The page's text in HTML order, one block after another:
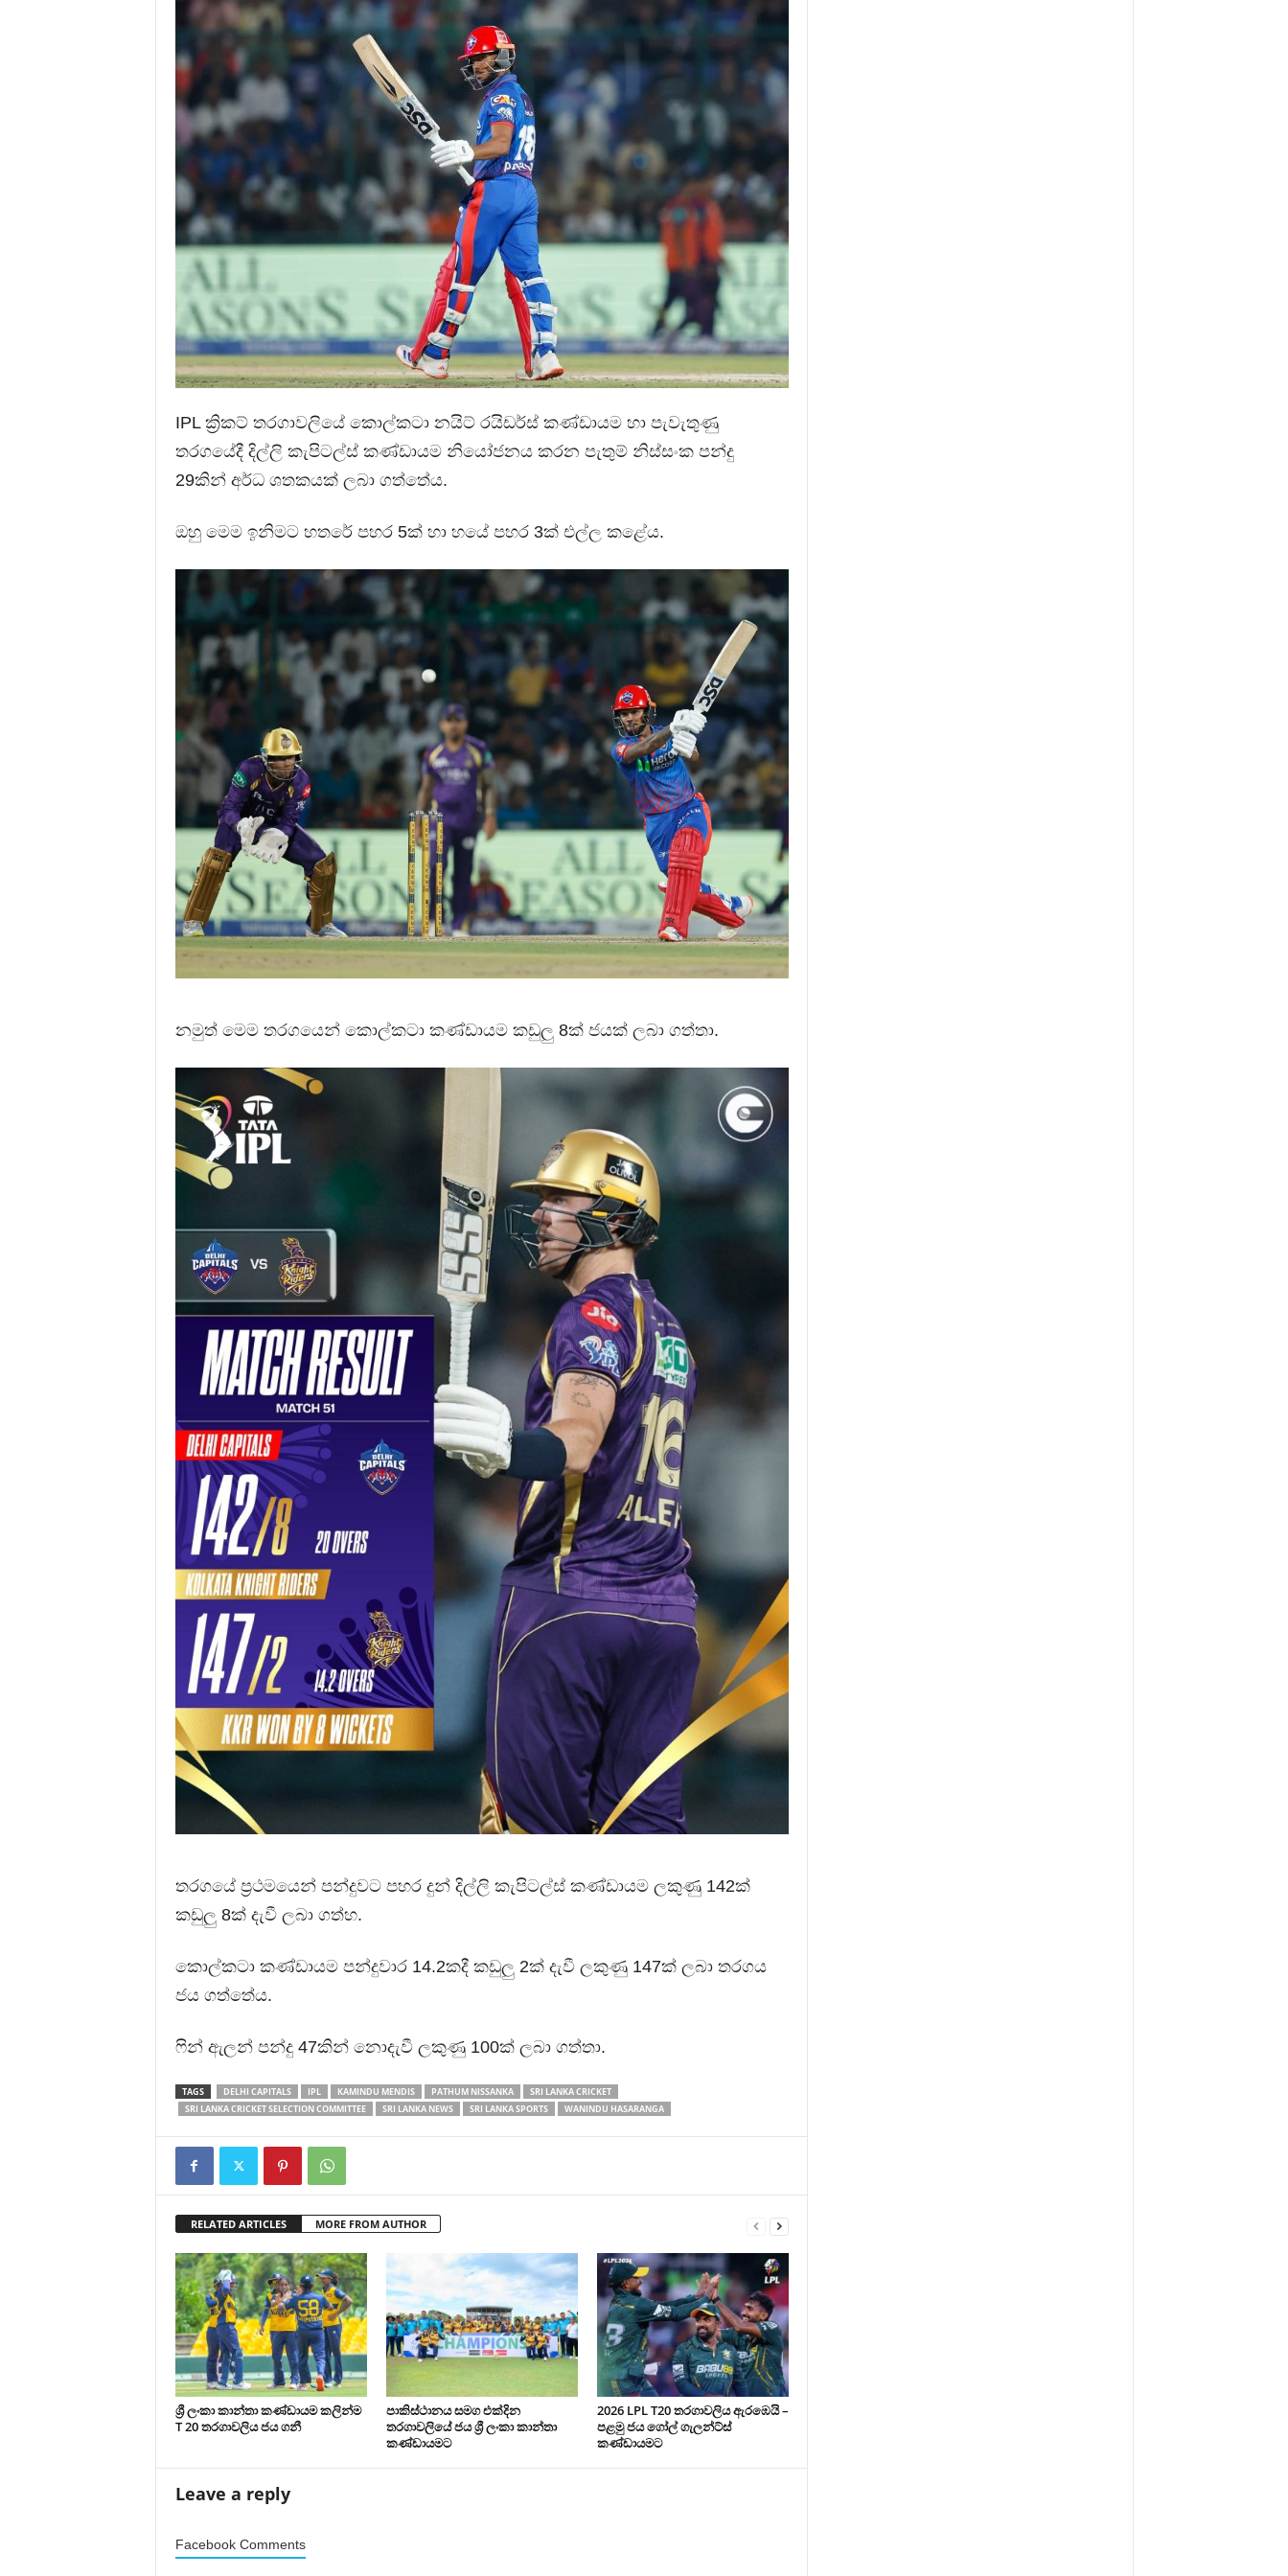
IPL ක්‍රිකට් තරගාවලියේ කොල්කටා නයිට් රයිඩර්ස් කණ්ඩායම හා පැවැතුණු
තරගයේදී දිල්ලි කැපිටල්ස් කණ්ඩායම නියෝජනය කරන පැතුම් නිස්සංක පන්දු
29කින් අර්ධ ශතකයක් ලබා ගත්තේය.
ඔහු මෙම ඉනිමට හතරේ පහර 5ක් හා හයේ පහර 3ක් එල්ල කළේය.
නමුත් මෙම තරගයෙන් කොල්කටා කණ්ඩායම කඩුලු 8ක් ජයක් ලබා ගත්තා.
තරගයේ ප්‍රථමයෙන් පන්දුවට පහර දුන් දිල්ලි කැපිටල්ස් කණ්ඩායම ලකුණු 142ක්
කඩුලු 8ක් දැවී ලබා ගත්හ.
කොල්කටා කණ්ඩායම පන්දුවාර 14.2කදී කඩුලු 2ක් දැවී ලකුණු 147ක් ලබා තරගය
ජය ගත්තේය.
ෆින් ඇලන් පන්දු 47කින් නොදැවී ලකුණු 100ක් ලබා ගත්තා.
TAGS DELHI CAPITALS IPL KAMINDU MENDIS PATHUM NISSANKA
SRI LANKA CRICKET
SRI LANKA CRICKET SELECTION COMMITTEE
SRI LANKA NEWS SRI LANKA SPORTS WANINDU HASARANGA
RELATED ARTICLES MORE FROM AUTHOR
ශ්‍රී ලංකා කාන්තා කණ්ඩායම කලින්ම
T 20 තරගාවලිය ජය ගනී
පාකිස්ථානය සමග එක්දින
තරගාවලියේ ජය ශ්‍රී ලංකා කාන්තා
කණ්ඩායමට
2026 LPL T20 තරගාවලිය ඇරඹෙයි –
පළමු ජය ගෝල් ගැලන්ට්ස්
කණ්ඩායමට
Leave a reply
Facebook Comments